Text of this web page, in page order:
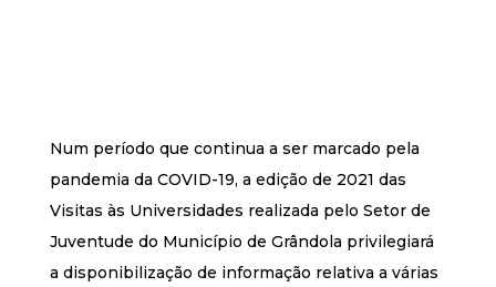
Num período que continua a ser marcado pela
pandemia da COVID-19, a edição de 2021 das
Visitas às Universidades realizada pelo Setor de
Juventude do Município de Grândola privilegiará
a disponibilização de informação relativa a várias